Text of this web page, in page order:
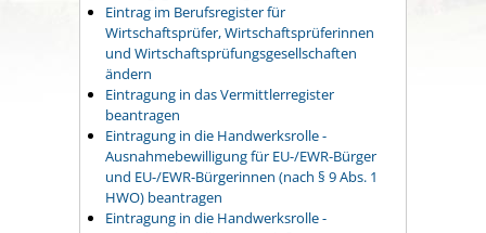
Eintrag im Berufsregister für
Wirtschaftsprüfer, Wirtschaftsprüferinnen
und Wirtschaftsprüfungsgesellschaften
ändern
Eintragung in das Vermittlerregister
beantragen
Eintragung in die Handwerksrolle -
Ausnahmebewilligung für EU-/EWR-Bürger
und EU-/EWR-Bürgerinnen (nach § 9 Abs. 1
HWO) beantragen
Eintragung in die Handwerksrolle -